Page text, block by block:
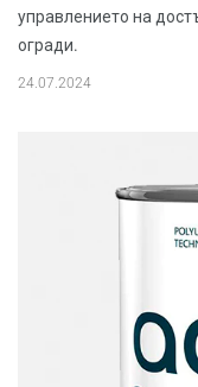
управлението на
огради.
24.07.2024